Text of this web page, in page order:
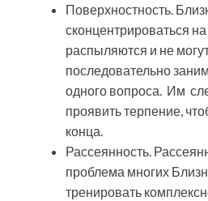
Поверхностность.
сконцентрироваться
распыляются и не
последовательно
одного вопроса. Им
проявить терпение,
конца.
Рассеянность.
проблема многих
тренировать